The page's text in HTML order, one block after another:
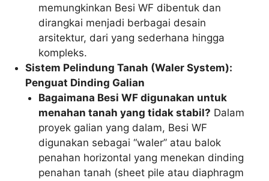
memungkinkan Besi WF dibentuk dan
dirangkai menjadi berbagai desain
arsitektur, dari yang sederhana hingga
kompleks.
Sistem Pelindung Tanah (Waler System):
Penguat Dinding Galian
Bagaimana Besi WF digunakan untuk
menahan tanah yang tidak stabil? Dalam
proyek galian yang dalam, Besi WF
digunakan sebagai “waler” atau balok
penahan horizontal yang menekan dinding
penahan tanah (sheet pile atau diaphragm